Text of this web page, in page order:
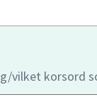
vilket korsord